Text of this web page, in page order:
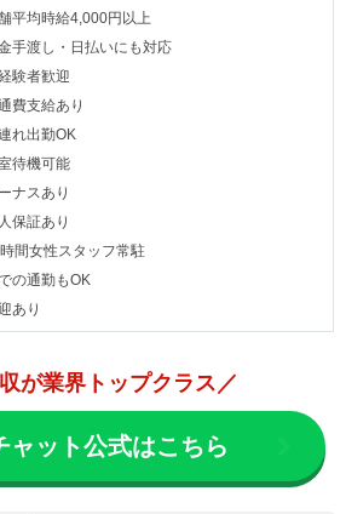
平均時給4,000円以上
手渡し・日払いにも対応
験者歓迎
費支給あり
れ出勤OK
待機可能
ナスあり
保証あり
時間女性スタッフ常駐
の通勤もOK
あり
が業界トップクラス／
ャット公式はこちら